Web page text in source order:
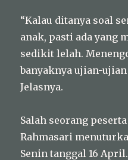
“Kalau ditanya soal
anak, pasti ada yang
sedikit lelah.
banyaknya ujian-
Jelasnya.
Salah seorang
Rahmasari
Senin tanggal 16